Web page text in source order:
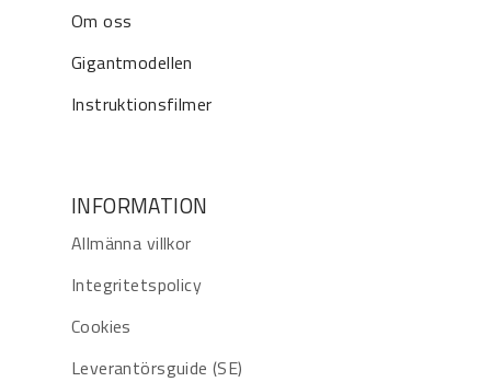
Om oss
Gigantmodellen
Instruktionsfilmer
INFORMATION
Allmänna villkor
Integritetspolicy
Cookies
Leverantörsguide (SE)